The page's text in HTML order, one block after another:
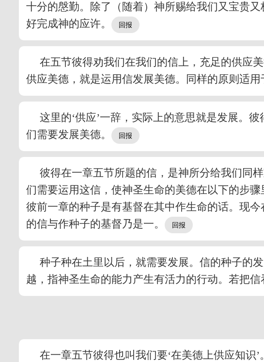
十分的慇勤。除了（随着）神所赐给我们又宝贵
好完成神的应许。
在五节彼得劝我们在我们的信上，充足的供应
供应美德，就是运用信发展美德。同样的原则适用
这里的‘供应’一辞，实际上的意思就是发展。
们需要发展美德。
彼得在一章五节所题的信，是神所分给我们同
们需要运用这信，使神圣生命的美德在以下的步
彼前一章的种子是有基督在其中作生命的话。现
的信与作种子的基督乃是一。
种子种在土里以后，就需要发展。信的种子的
越，指神圣生命的能力产生有活力的行动。若把
在一章五节彼得也叫我们要‘在美德上供应知识